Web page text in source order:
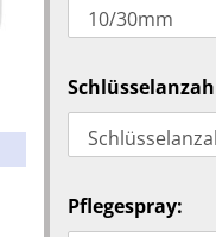
Pflegespray: